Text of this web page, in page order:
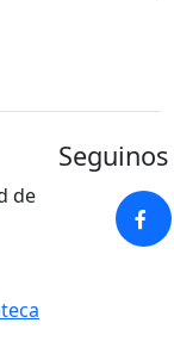
de